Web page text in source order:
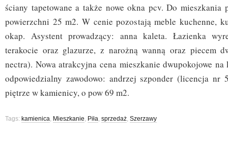
ściany tapetowane a także nowe okna pcv. Do
powierzchni 25 m2. W cenie pozostają meble kuchenne,
okap. Asystent prowadzący: anna kaleta. Łazienka
terakocie oraz glazurze, z narożną wanną oraz piecem
nectra). Nowa atrakcyjna cena mieszkanie dwupokojowe na
odpowiedzialny zawodowo: andrzej szponder (licencja nr
piętrze w kamienicy, o pow 69 m2.
Tags: kamienica, Mieszkanie, Piła, sprzedaż, Szerzawy